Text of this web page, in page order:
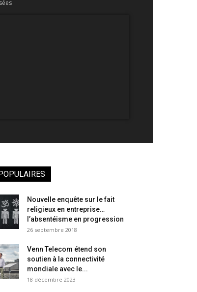
Nouvelle enquête sur le fait
religieux en entreprise…
l’absentéisme en progression
26 septembre 2018
Venn Telecom étend son
soutien à la connectivité
mondiale avec le...
18 décembre 2023